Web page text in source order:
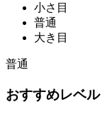
小さ目
普通
大き目
普通
おすすめレベル